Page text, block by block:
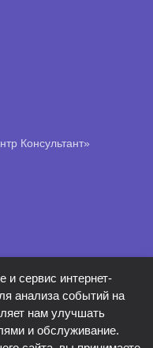
Консультант»
сервис интернет-
анализа событий на
нам улучшать
и обслуживание.